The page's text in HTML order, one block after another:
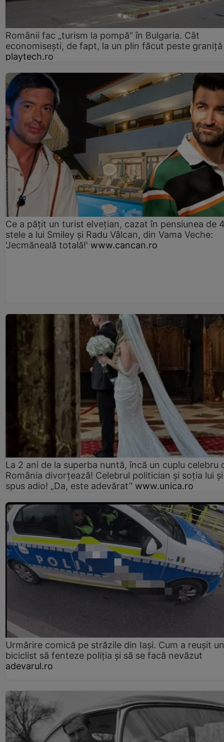
Românii fac „turism la pompă” în Bulgaria. Cât
economisești, de fapt, la un plin făcut peste graniță
playtech.ro
Ce a pățit un turist elvețian, cazat în pensiunea de
stele a lui Smiley și Radu Vâlcan, din Vama Veche:
'Jecmăneală totală!' www.cancan.ro
La 2 ani de la superba nuntă, încă un cuplu celebru
România divorțează! Celebrul politician și soția lui
spus adio! „Da, este adevărat” www.unica.ro
Urmărire comică pe străzile din Iași. Cum a reușit un
biciclist să fenteze poliția și să se facă nevăzut
adevarul.ro